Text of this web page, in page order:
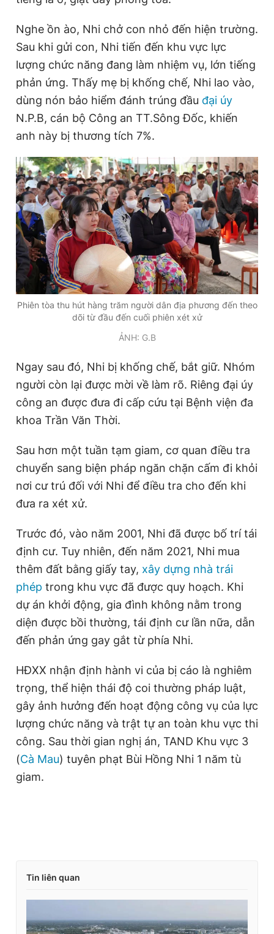
Nghe ồn ào, Nhi chở con nhỏ đến hiện trường.
Sau khi gửi con, Nhi tiến đến khu vực lực
lượng chức năng đang làm nhiệm vụ, lớn tiếng
phản ứng. Thấy mẹ bị khống chế, Nhi lao vào,
dùng nón bảo hiểm đánh trúng đầu đại úy
N.P.B, cán bộ Công an TT.Sông Đốc, khiến
anh này bị thương tích 7%.
Phiên tòa thu hút hàng trăm người dân địa phương đến theo
dõi từ đầu đến cuối phiên xét xử
ẢNH: G.B
Ngay sau đó, Nhi bị khống chế, bắt giữ. Nhóm
người còn lại được mời về làm rõ. Riêng đại úy
công an được đưa đi cấp cứu tại Bệnh viện đa
khoa Trần Văn Thời.
Sau hơn một tuần tạm giam, cơ quan điều tra
chuyển sang biện pháp ngăn chặn cấm đi khỏi
nơi cư trú đối với Nhi để điều tra cho đến khi
đưa ra xét xử.
Trước đó, vào năm 2001, Nhi đã được bố trí tái
định cư. Tuy nhiên, đến năm 2021, Nhi mua
thêm đất bằng giấy tay, xây dựng nhà trái
phép trong khu vực đã được quy hoạch. Khi
dự án khởi động, gia đình không nằm trong
diện được bồi thường, tái định cư lần nữa, dẫn
đến phản ứng gay gắt từ phía Nhi.
HĐXX nhận định hành vi của bị cáo là nghiêm
trọng, thể hiện thái độ coi thường pháp luật,
gây ảnh hưởng đến hoạt động công vụ của lực
lượng chức năng và trật tự an toàn khu vực thi
công. Sau thời gian nghị án, TAND Khu vực 3
(Cà Mau) tuyên phạt Bùi Hồng Nhi 1 năm tù
giam.
Tin liên quan